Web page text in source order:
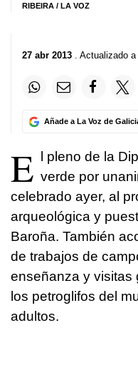
RIBEIRA / LA VOZ
27 abr 2013 . Actualizado
Añade a La Voz de
E
l pleno de la
verde por
celebrado ayer, al
arqueológica y
Baroña. También
de trabajos de
enseñanza y visitas
los petroglifos del
adultos.